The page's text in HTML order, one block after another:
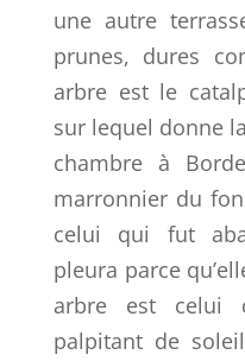
une autre
prunes, dures
arbre est le
sur lequel donne
chambre à
marronnier du
celui qui fut
pleura parce
arbre est celui
palpitant de